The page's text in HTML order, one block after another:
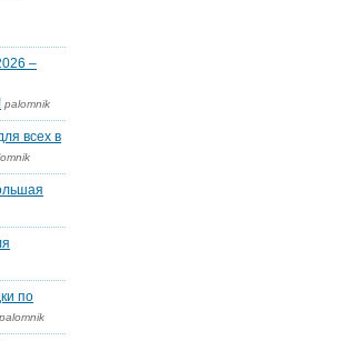
–
palomnik
всех в
по
palomnik